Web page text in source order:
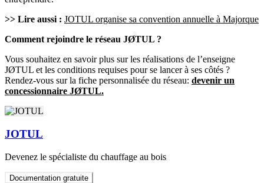
>> Lire aussi : JOTUL organise sa convention annuelle à Majorque
Comment rejoindre le réseau JØTUL ?
Vous souhaitez en savoir plus sur les réalisations de l’enseigne
JØTUL et les conditions requises pour se lancer à ses côtés ?
Rendez-vous sur la fiche personnalisée du réseau: devenir un
concessionnaire JØTUL.
JOTUL
Devenez le spécialiste du chauffage au bois
Documentation gratuite